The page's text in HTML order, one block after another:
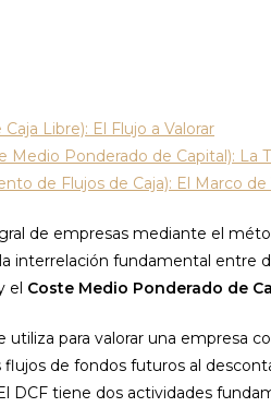
Caja Libre): El Flujo a Valorar
Medio Ponderado de Capital): La
de Flujos de Caja): El Marco de
de empresas mediante el
interrelación fundamental entre
el Coste Medio Ponderado de
utiliza para valorar una empresa
flujos de fondos futuros al
DCF tiene dos actividades